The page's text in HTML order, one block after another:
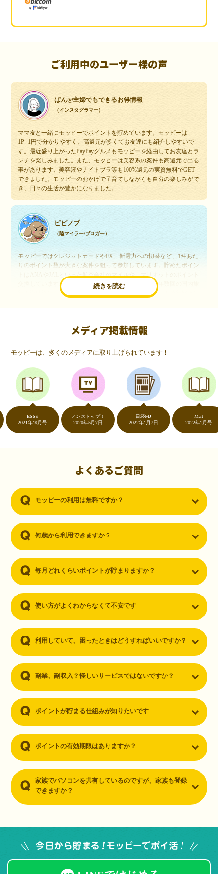
ご利用中のユーザー様の声
ぱん@主婦でもできるお得情報
（インスタグラマー）
ママ友と一緒にモッピーでポイントを貯めています。モッピーは
1P=1円で分かりやすく、高還元が多くてお友達にも紹介しやすいで
す。最近盛り上がったPayPayグルメもモッピーを経由してお友達とラ
ンチを楽しみました。また、モッピーは美容系の案件も高還元で出る
事があります。美容液やナイトブラ等も100%還元の実質無料でGET
できました。モッピーのおかげで子育てしながらも自分の楽しみがで
き、日々の生活が豊かになりました。
続きを読む
ピピノブ
（陸マイラー/ブロガー）
モッピーではクレジットカードやFX、新電力への切替など、1件あた
りのポイント数が大きな案件を狙って参加しています。貯めたポイン
交換しています。このようにすることで、ほぼ無料で年数回の国内旅
行や海外旅行を実現しています。モッピーは陸マイラーや旅行好きに
いつものネットショッピングが、モッピーでお得
（20代・女性）
友達に勧められてモッピーをはじめました。空いた時間にスマホで買
い物をすることが多いのですが、モッピーを経由するだけでショップ
のポイントとモッピーのポイントが二重で貯まることを知り、ビック
リ…！いつものネットショッピングをモッピーを経由するだけでポイ
ントが貯まるなんて…もっと早く教えてほしかった～！貯まったポイ
ントはギフト券に交換して、プチ贅沢を楽しんでます♪
（30代・男性）
ーを知りました。クレジットカードを発行するだけでポイントが貯ま
るならと無料登録して、クレジットカードの発行やアプリダウンロー
メディア掲載情報
モッピーは、多くのメディアに取り上げられています！
2021年10月号
ノンストップ！
2020年5月7日
日経MJ
2022年1月7日
2022年1月号
よくあるご質問
モッピーの利用は無料ですか？
何歳から利用できますか？
毎月どれくらいポイントが貯まりますか？
使い方がよくわからなくて不安です
利用していて、困ったときはどうすればいいですか？
副業、副収入？怪しいサービスではないですか？
ポイントが貯まる仕組みが知りたいです
ポイントの有効期限はありますか？
家族でパソコンを共有しているのですが、家族も登録
できますか？